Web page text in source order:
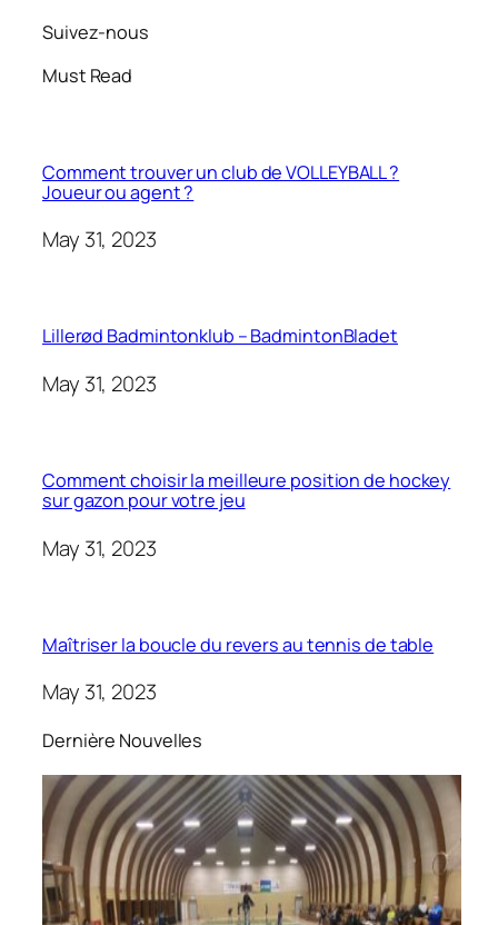
Suivez-nous
Must Read
Comment trouver un club de VOLLEYBALL ?
Joueur ou agent ?
May 31, 2023
Lillerød Badmintonklub – BadmintonBladet
May 31, 2023
Comment choisir la meilleure position de hockey
sur gazon pour votre jeu
May 31, 2023
Maîtriser la boucle du revers au tennis de table
May 31, 2023
Dernière Nouvelles